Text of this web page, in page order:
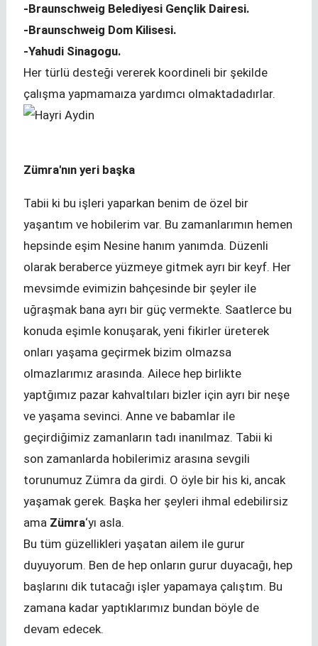
-Braunschweig Belediyesi Gençlik Dairesi.
-Braunschweig Dom Kilisesi.
-Yahudi Sinagogu.
Her türlü desteği vererek koordineli bir şekilde
çalışma yapmamaıza yardımcı olmaktadadırlar.
Zümra'nın yeri başka
Tabii ki bu işleri yaparkan benim de özel bir
yaşantım ve hobilerim var. Bu zamanlarımın hemen
hepsinde eşim Nesine hanım yanımda. Düzenli
olarak beraberce yüzmeye gitmek ayrı bir keyf. Her
mevsimde evimizin bahçesinde bir şeyler ile
uğraşmak bana ayrı bir güç vermekte. Saatlerce bu
konuda eşimle konuşarak, yeni fikirler üreterek
onları yaşama geçirmek bizim olmazsa
olmazlarımız arasında. Ailece hep birlikte
yaptğımız pazar kahvaltıları bizler için ayrı bir neşe
ve yaşama sevinci. Anne ve babamlar ile
geçirdiğimiz zamanların tadı inanılmaz. Tabii ki
son zamanlarda hobilerimiz arasına sevgili
torunumuz Zümra da girdi. O öyle bir his ki, ancak
yaşamak gerek. Başka her şeyleri ihmal edebilirsiz
ama Zümra‘yı asla.
Bu tüm güzellikleri yaşatan ailem ile gurur
duyuyorum. Ben de hep onların gurur duyacağı, hep
başlarını dik tutacağı işler yapamaya çalıştım. Bu
zamana kadar yaptıklarımız bundan böyle de
devam edecek.